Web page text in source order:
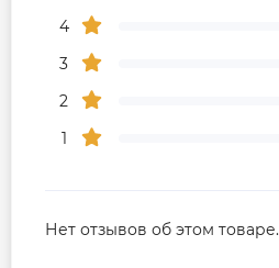
4
3
2
1
Нет отзывов об этом товаре.